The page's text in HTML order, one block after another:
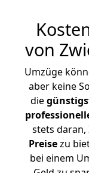
von
Umzüge
aber keine
die
stets daran,
Preisezu
bei einem